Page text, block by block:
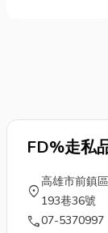
希望能為它注
入新氣象，不
質感，更增添
實用機能？汽
車裝潢不只是
FD%走私
飾店(三多
location_on
高雄市前鎮
193巷36號
call07-5370997